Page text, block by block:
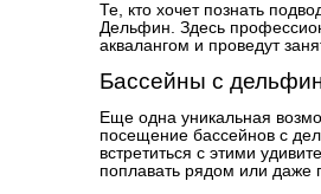
Те, кто хочет познать
Дельфин. Здесь
аквалангом и проведут
Бассейны с
Еще одна уникальная
посещение бассейнов с
встретиться с этими
поплавать рядом или даже